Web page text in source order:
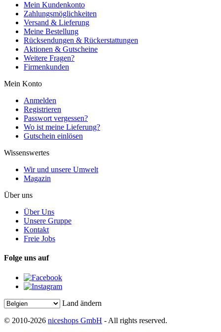
Mein Kundenkonto
Zahlungsmöglichkeiten
Versand & Lieferung
Meine Bestellung
Rücksendungen & Rückerstattungen
Aktionen & Gutscheine
Weitere Fragen?
Firmenkunden
Mein Konto
Anmelden
Registrieren
Passwort vergessen?
Wo ist meine Lieferung?
Gutschein einlösen
Wissenswertes
Wir und unsere Umwelt
Magazin
Über uns
Über Uns
Unsere Gruppe
Kontakt
Freie Jobs
Folge uns auf
Land ändern
© 2010-2026 niceshops GmbH - All rights reserved.